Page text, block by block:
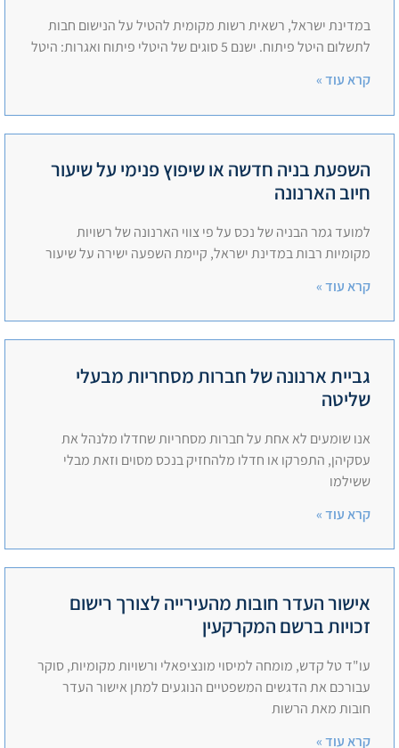
במדינת ישראל, רשאית רשות מקומית להטיל על הנישום חבות
לתשלום היטל פיתוח. ישנם 5 סוגים של היטלי פיתוח ואגרות:​ היטל
קרא עוד »
השפעת בניה חדשה או שיפוץ פנימי על שיעור
חיוב הארנונה
למועד גמר הבניה של נכס על פי צווי הארנונה של רשויות
מקומיות רבות במדינת ישראל, קיימת השפעה ישירה על שיעור
קרא עוד »
גביית ארנונה של חברות מסחריות מבעלי
שליטה
אנו שומעים לא אחת על חברות מסחריות שחדלו מלנהל את
עסקיהן, התפרקו או חדלו מלהחזיק בנכס מסוים וזאת מבלי
ששילמו
קרא עוד »
אישור העדר חובות מהעירייה לצורך רישום
זכויות ברשם המקרקעין
עו"ד טל קדש, מומחה למיסוי מונציפאלי ורשויות מקומיות, סוקר
עבורכם את הדגשים המשפטיים הנוגעים למתן אישור העדר
חובות מאת הרשות
קרא עוד »